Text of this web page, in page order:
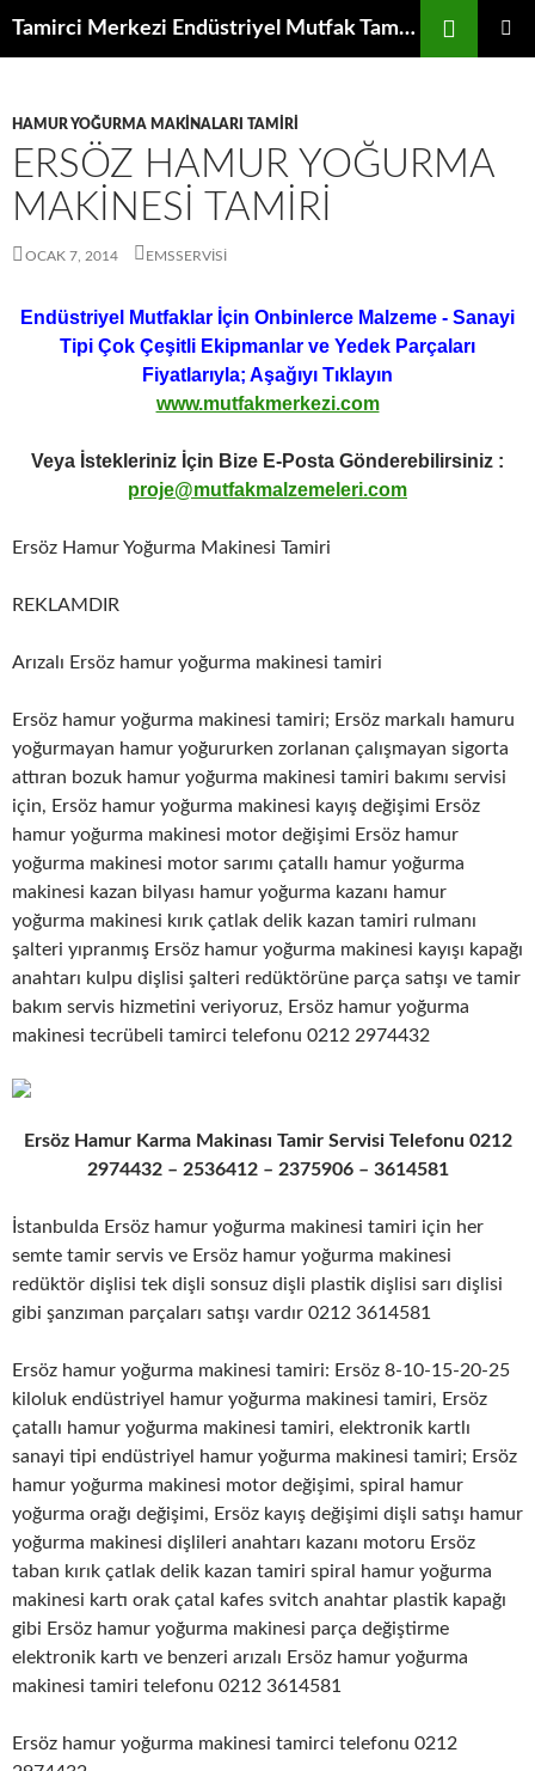
Tamirci Merkezi Endüstriyel Mutfak Tamiri Periyodik Bakımı Servisi
HAMUR YOĞURMA MAKINALARI TAMIRI
ERSÖZ HAMUR YOĞURMA
MAKINESI TAMIRI
OCAK 7, 2014 EMSSERVISI
Endüstriyel Mutfaklar İçin Onbinlerce Malzeme - Sanayi
Tipi Çok Çeşitli Ekipmanlar ve Yedek Parçaları
Fiyatlarıyla; Aşağıyı Tıklayın
www.mutfakmerkezi.com
Veya İstekleriniz İçin Bize E-Posta Gönderebilirsiniz :
proje@mutfakmalzemeleri.com
Ersöz Hamur Yoğurma Makinesi Tamiri
REKLAMDIR
Arızalı Ersöz hamur yoğurma makinesi tamiri
Ersöz hamur yoğurma makinesi tamiri; Ersöz markalı hamuru
yoğurmayan hamur yoğururken zorlanan çalışmayan sigorta
attıran bozuk hamur yoğurma makinesi tamiri bakımı servisi
için, Ersöz hamur yoğurma makinesi kayış değişimi Ersöz
hamur yoğurma makinesi motor değişimi Ersöz hamur
yoğurma makinesi motor sarımı çatallı hamur yoğurma
makinesi kazan bilyası hamur yoğurma kazanı hamur
yoğurma makinesi kırık çatlak delik kazan tamiri rulmanı
şalteri yıpranmış Ersöz hamur yoğurma makinesi kayışı kapağı
anahtarı kulpu dişlisi şalteri redüktörüne parça satışı ve tamir
bakım servis hizmetini veriyoruz, Ersöz hamur yoğurma
makinesi tecrübeli tamirci telefonu 0212 2974432
Ersöz Hamur Karma Makinası Tamir Servisi Telefonu 0212
2974432 – 2536412 – 2375906 – 3614581
İstanbulda Ersöz hamur yoğurma makinesi tamiri için her
semte tamir servis ve Ersöz hamur yoğurma makinesi
redüktör dişlisi tek dişli sonsuz dişli plastik dişlisi sarı dişlisi
gibi şanzıman parçaları satışı vardır 0212 3614581
Ersöz hamur yoğurma makinesi tamiri: Ersöz 8-10-15-20-25
kiloluk endüstriyel hamur yoğurma makinesi tamiri, Ersöz
çatallı hamur yoğurma makinesi tamiri, elektronik kartlı
sanayi tipi endüstriyel hamur yoğurma makinesi tamiri; Ersöz
hamur yoğurma makinesi motor değişimi, spiral hamur
yoğurma orağı değişimi, Ersöz kayış değişimi dişli satışı hamur
yoğurma makinesi dişlileri anahtarı kazanı motoru Ersöz
taban kırık çatlak delik kazan tamiri spiral hamur yoğurma
makinesi kartı orak çatal kafes svitch anahtar plastik kapağı
gibi Ersöz hamur yoğurma makinesi parça değiştirme
elektronik kartı ve benzeri arızalı Ersöz hamur yoğurma
makinesi tamiri telefonu 0212 3614581
Ersöz hamur yoğurma makinesi tamirci telefonu 0212